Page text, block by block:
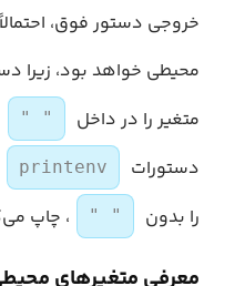
خروجی دستور فوق،
محیطی خواهد بود، زیرا
متغیر را در داخل
" "
دستورات
printenv
را بدون
" " ، چاپ
معرفی متغیرهای